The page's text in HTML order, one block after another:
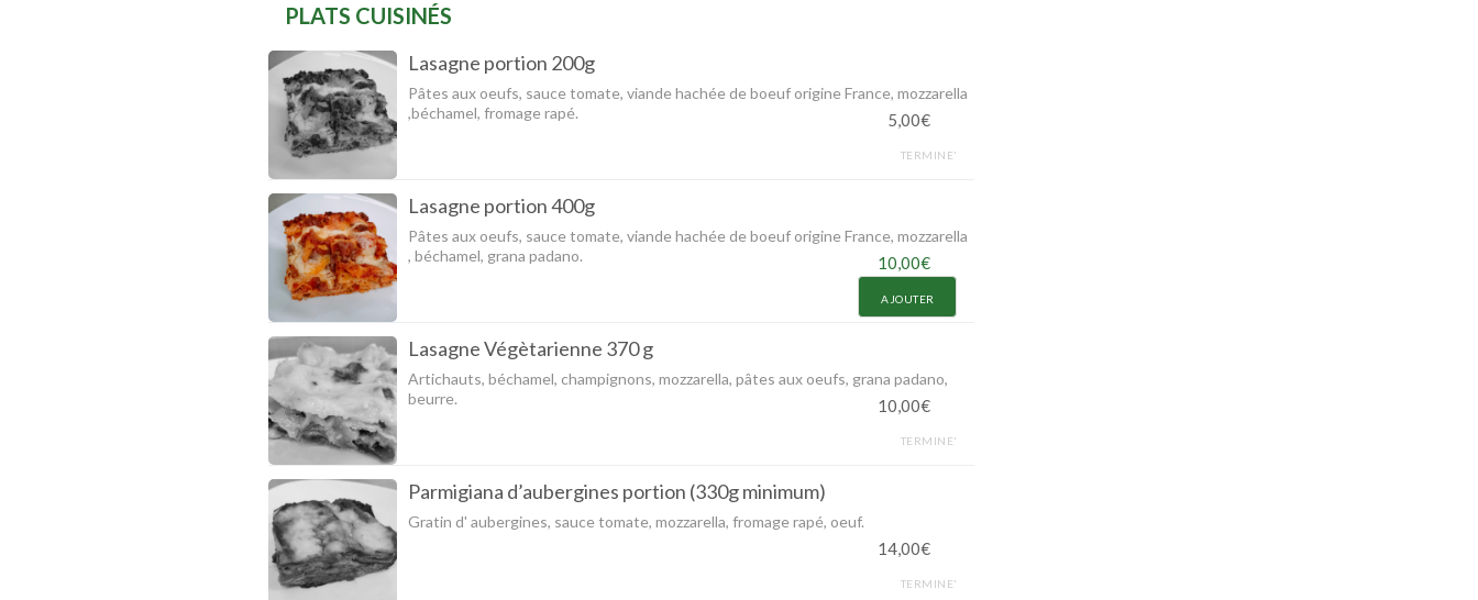
PLATS CUISINÉS
Lasagne portion 200g
Pâtes aux oeufs, sauce tomate, viande hachée de boeuf origine France, mozzarella
,béchamel, fromage rapé.
5,00€
TERMINE'
Lasagne portion 400g
Pâtes aux oeufs, sauce tomate, viande hachée de boeuf origine France, mozzarella
, béchamel, grana padano.
10,00€
AJOUTER
Lasagne Végètarienne 370 g
Artichauts, béchamel, champignons, mozzarella, pâtes aux oeufs, grana padano,
beurre.
10,00€
TERMINE'
Parmigiana d’aubergines portion (330g minimum)
Gratin d' aubergines, sauce tomate, mozzarella, fromage rapé, oeuf.
14,00€
TERMINE'